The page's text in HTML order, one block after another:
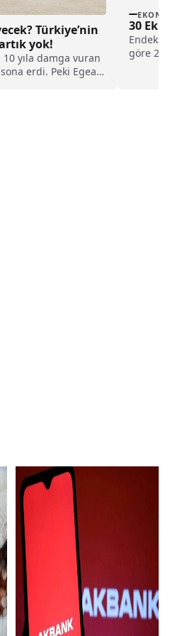
Türkiye’nin
yok!
yıla damga vuran
erdi. Peki Egea
30
Endeks,
göre